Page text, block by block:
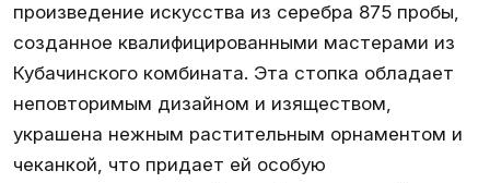
произведение искусства из серебра 875 пробы,
созданное квалифицированными мастерами из
Кубачинского комбината. Эта стопка обладает
неповторимым дизайном и изяществом,
украшена нежным растительным орнаментом и
чеканкой, что придает ей особую